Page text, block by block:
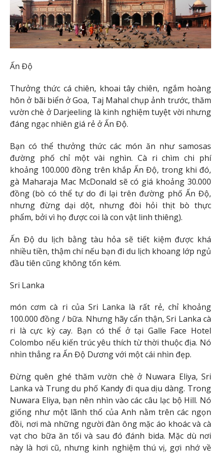
Ấn Độ
Thưởng thức cá chiên, khoai tây chiên, ngắm hoàng
hôn ở bãi biển ở Goa, Taj Mahal chụp ảnh trước, thăm
vườn chè ở Darjeeling là kinh nghiệm tuyệt vời nhưng
đáng ngạc nhiên giá rẻ ở Ấn Độ.
Bạn có thể thưởng thức các món ăn như samosas
đường phố chỉ một vài nghìn. Cà ri chìm chi phí
khoảng 100.000 đồng trên khắp Ấn Độ, trong khi đó,
gà Maharaja Mac McDonald sẽ có giá khoảng 30.000
đồng (bò có thể tự do đi lại trên đường phố Ấn Độ,
nhưng đừng dại dột, nhưng đòi hỏi thịt bò thực
phẩm, bởi vì họ được coi là con vật linh thiêng).
Ấn Độ du lịch bằng tàu hỏa sẽ tiết kiệm được khá
nhiều tiền, thậm chí nếu bạn đi du lịch khoang lớp ngủ
đầu tiên cũng không tốn kém.
Sri Lanka
món cơm cà ri của Sri Lanka là rất rẻ, chỉ khoảng
100.000 đồng / bữa. Nhưng hãy cẩn thận, Sri Lanka cà
ri là cực kỳ cay. Bạn có thể ở tại Galle Face Hotel
Colombo nếu kiến ​​trúc yêu thích từ thời thuộc địa. Nó
nhìn thẳng ra Ấn Độ Dương với một cái nhìn đẹp.
Đừng quên ghé thăm vườn chè ở Nuwara Eliya, Sri
Lanka và Trung du phố Kandy đi qua dịu dàng. Trong
Nuwara Eliya, bạn nên nhìn vào các câu lạc bộ Hill. Nó
giống như một lãnh thổ của Anh nằm trên các ngọn
đồi, nơi mà những người đàn ông mặc áo khoác và cà
vạt cho bữa ăn tối và sau đó đánh bida. Mặc dù nơi
này là hơi cũ, nhưng kinh nghiệm thú vị, gợi nhớ về